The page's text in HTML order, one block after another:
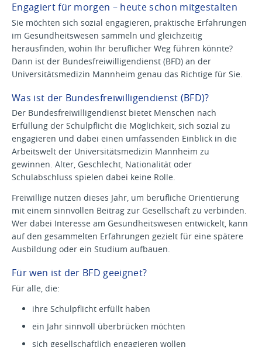
Engagiert für morgen – heute schon mitgestalten
Sie möchten sich sozial engagieren, praktische Erfahrungen
im Gesundheitswesen sammeln und gleichzeitig
herausfinden, wohin Ihr beruflicher Weg führen könnte?
Dann ist der Bundesfreiwilligendienst (BFD) an der
Universitätsmedizin Mannheim genau das Richtige für Sie.
Was ist der Bundesfreiwilligendienst (BFD)?
Der Bundesfreiwilligendienst bietet Menschen nach
Erfüllung der Schulpflicht die Möglichkeit, sich sozial zu
engagieren und dabei einen umfassenden Einblick in die
Arbeitswelt der Universitätsmedizin Mannheim zu
gewinnen. Alter, Geschlecht, Nationalität oder
Schulabschluss spielen dabei keine Rolle.
Freiwillige nutzen dieses Jahr, um berufliche Orientierung
mit einem sinnvollen Beitrag zur Gesellschaft zu verbinden.
Wer dabei Interesse am Gesundheitswesen entwickelt, kann
auf den gesammelten Erfahrungen gezielt für eine spätere
Ausbildung oder ein Studium aufbauen.
Für wen ist der BFD geeignet?
Für alle, die:
ihre Schulpflicht erfüllt haben
ein Jahr sinnvoll überbrücken möchten
sich gesellschaftlich engagieren wollen